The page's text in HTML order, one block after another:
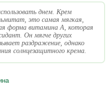
днем. Крем
это самая мягкая,
форма витамина А, которая
Он мягче других
раздражение, однако
солнцезащитного крема.